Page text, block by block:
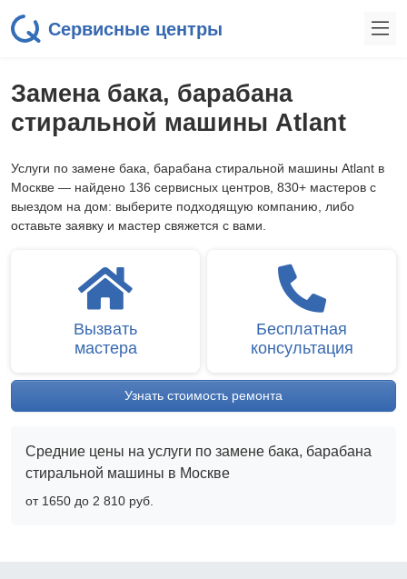
Сервисные центры
Замена бака, барабана
стиральной машины Atlant
Услуги по замене бака, барабана стиральной машины Atlant в
Москве — найдено 136 сервисных центров, 830+ мастеров с
выездом на дом: выберите подходящую компанию, либо
оставьте заявку и мастер свяжется с вами.
Вызвать
мастера
Бесплатная
консультация
Узнать стоимость ремонта
Средние цены на услуги по замене бака, барабана
стиральной машины в Москве
от 1650 до 2 810 pyб.